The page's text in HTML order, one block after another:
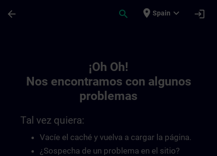
arrow_back search place Spain expand_more login
¡Oh Oh!
Nos encontramos con algunos
problemas
Tal vez quiera:
Vacíe el caché y vuelva a cargar la página.
¿Sospecha de un problema en el sitio?